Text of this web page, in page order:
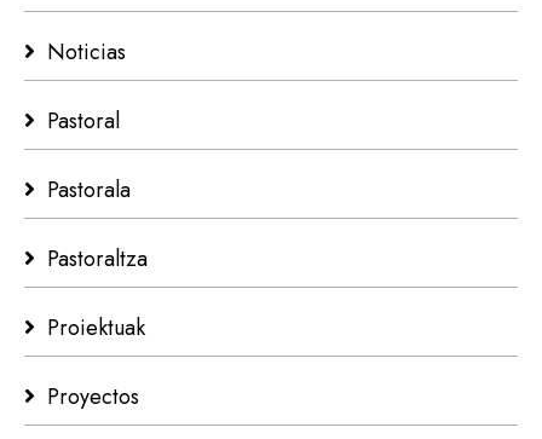
Noticias
Pastoral
Pastorala
Pastoraltza
Proiektuak
Proyectos